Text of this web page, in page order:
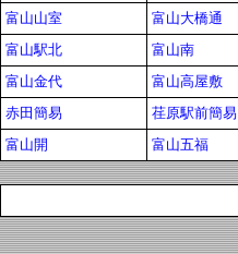
富山山室
富山大橋通
富山駅北
富山南
富山金代
富山高屋敷
赤田簡易
荏原駅前簡易
富山開
富山五福